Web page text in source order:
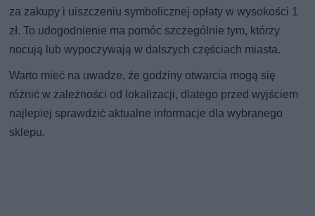
za zakupy i uiszczeniu symbolicznej opłaty w wysokości 1
zł. To udogodnienie ma pomóc szczególnie tym, którzy
nocują lub wypoczywają w dalszych częściach miasta.
Warto mieć na uwadze, że godziny otwarcia mogą się
różnić w zależności od lokalizacji, dlatego przed wyjściem
najlepiej sprawdzić aktualne informacje dla wybranego
sklepu.